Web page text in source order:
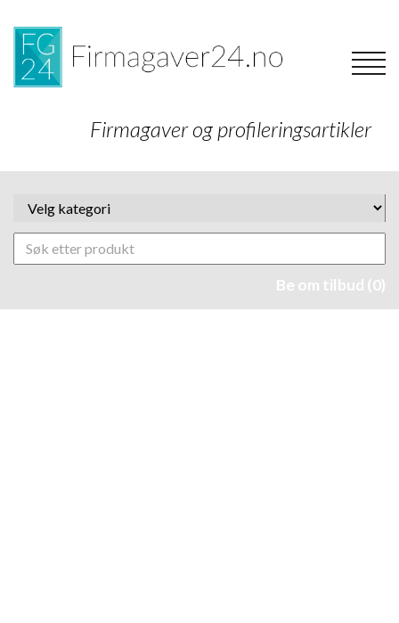
Firmagaver og profileringsartikler
Be om tilbud (0)